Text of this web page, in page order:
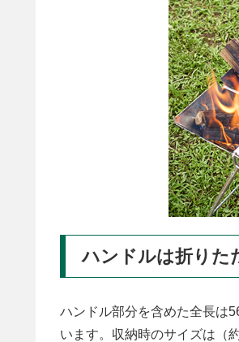
ハンドルは折りた
ハンドル部分を含めた全長は
います。収納時のサイズは（